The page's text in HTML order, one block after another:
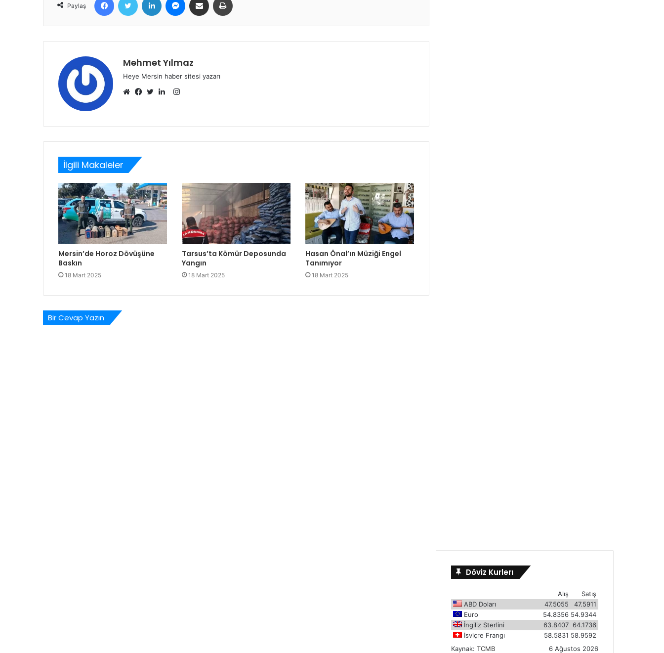
Paylaş
Mehmet Yılmaz
Heye Mersin haber sitesi yazarı
Instagram
İlgili Makaleler
Mersin’de Horoz Dövüşüne
Baskın
18 Mart 2025
Tarsus’ta Kömür Deposunda
Yangın
18 Mart 2025
Hasan Önal’ın Müziği Engel
Tanımıyor
18 Mart 2025
Bir Cevap Yazın
Döviz Kurlerı
Satış
Alış
ABD Doları
47.5911
47.5055
Euro
54.9344
54.8356
İngiliz Sterlini
64.1736
63.8407
İsviçre Frangı
58.9592
58.5831
Kaynak:TCMB 6 Ağustos 2026